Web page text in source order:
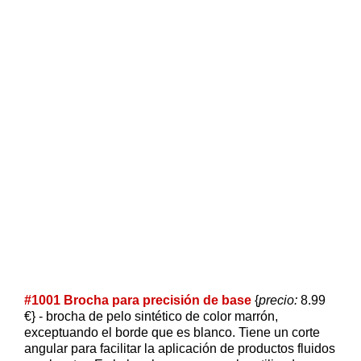
#1001 Brocha para precisión de base {precio: 8.99
€} - brocha de pelo sintético de color marrón,
exceptuando el borde que es blanco. Tiene un corte
angular para facilitar la aplicación de productos fluidos